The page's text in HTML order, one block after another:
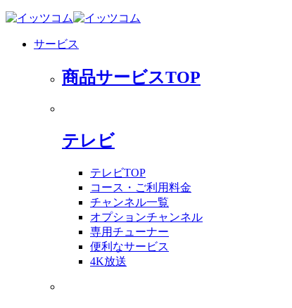
サービス
商品サービスTOP
テレビ
テレビTOP
コース・ご利用料金
チャンネル一覧
オプションチャンネル
専用チューナー
便利なサービス
4K放送